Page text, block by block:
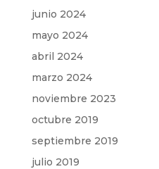
junio 2024
mayo 2024
abril 2024
marzo 2024
noviembre 2023
octubre 2019
septiembre 2019
julio 2019